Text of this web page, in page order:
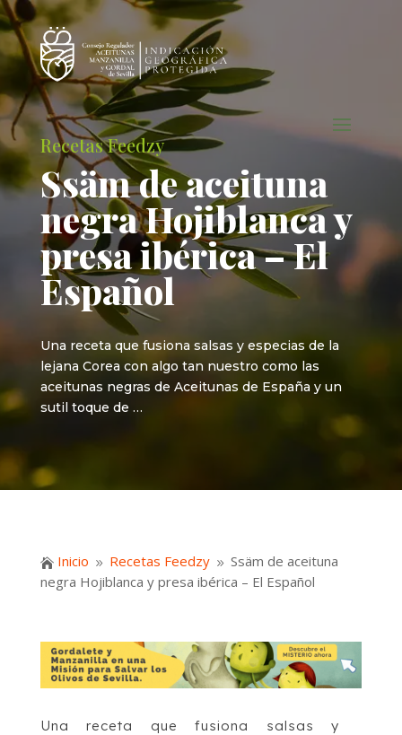
Recetas Feedzy
Ssäm de aceituna
negra Hojiblanca y
presa ibérica – El
Español
Una receta que fusiona salsas y especias de la
lejana Corea con algo tan nuestro como las
aceitunas negras de Aceitunas de España y un
sutil toque de …
 Inicio 9 Recetas Feedzy 9 Ssäm de aceituna
negra Hojiblanca y presa ibérica – El Español
Una receta que fusiona salsas y